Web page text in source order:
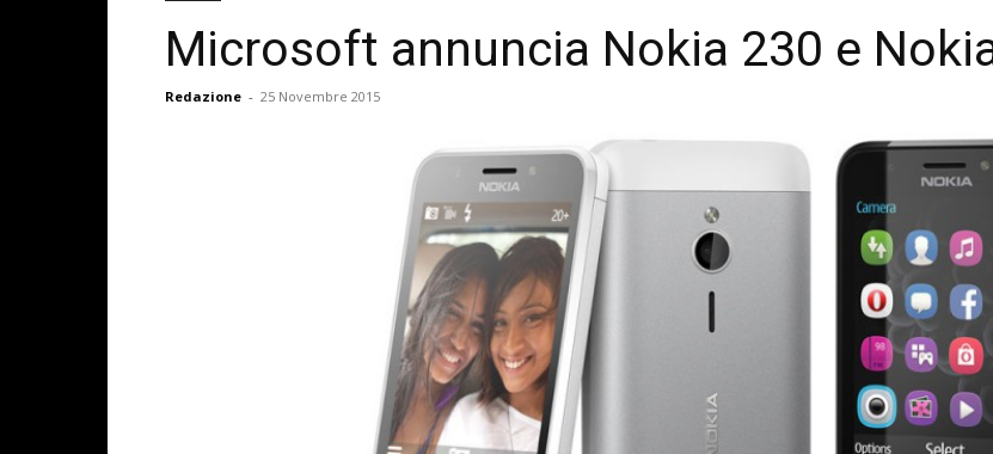
Microsoft annuncia Nokia 230 e
Redazione - 25 Novembre 2015